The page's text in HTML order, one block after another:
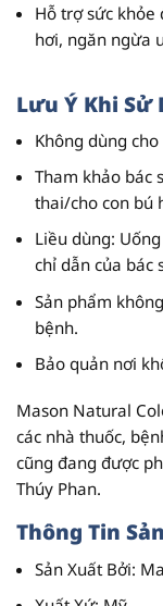
Hỗ trợsức khỏe
hơi, ngăn ngừa
Lưu Ý Khi Sử
Không dùng cho
Tham khảo bác
thai/cho con bú
Liều dùng: Uống
chỉ dẫn của bác
Sản phẩm không
bệnh.
Bảo quản nơi
Mason Natural
các nhà thuốc,
cũng đang được
Thúy Phan.
Thông Tin Sản
Sản Xuất Bởi: